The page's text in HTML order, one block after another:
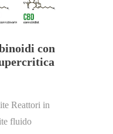
con
Reattori in
fluido